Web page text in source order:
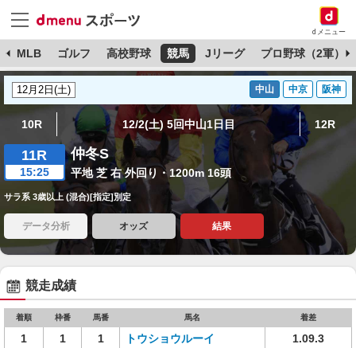
dメニュー
MLB ゴルフ 高校野球 競馬 Jリーグ プロ野球（2軍）
中山 中京 阪神
10R 12/2(土) 5回中山1日目 12R
11R
15:25
仲冬S
平地 芝 右 外回り・1200m 16頭
サラ系 3歳以上 (混合)[指定]別定
データ分析 オッズ 結果
競走成績
着順 枠番 馬番 馬名 着差
1 1 1 トウショウルーイ
1.09.3